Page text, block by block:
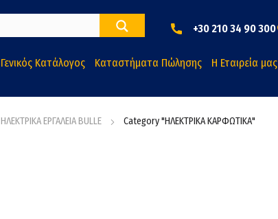
+30 210 34 90 300
Γενικός Κατάλογος Καταστήματα Πώλησης Η Εταιρεία μας
ΗΛΕΚΤΡΙΚΑ ΕΡΓΑΛΕΙΑ BULLE Category "ΗΛΕΚΤΡΙΚΑ ΚΑΡΦΩΤΙΚΑ"